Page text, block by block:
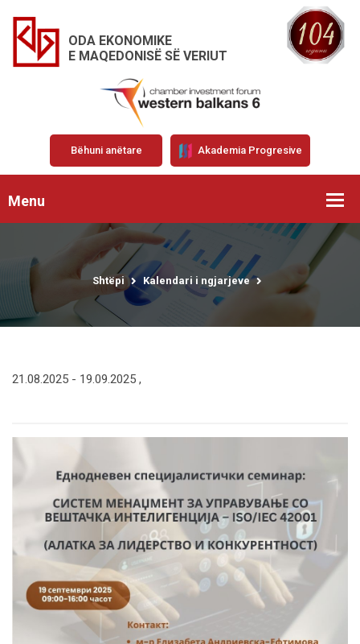
ODA EKONOMIKE
E MAQEDONISË SË VERIUT
Bëhuni anëtare Akademia Progresive
Menu
Shtëpi Kalendari i ngjarjeve
21.08.2025 - 19.09.2025 ,